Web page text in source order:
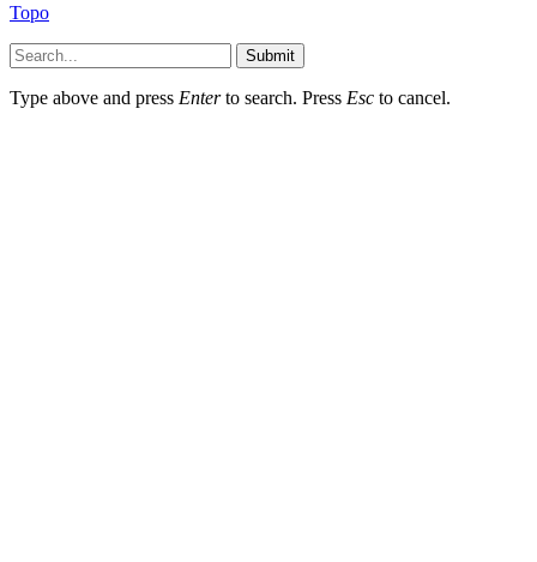
Topo
Submit
Type above and press Enterto search. Press Esc to cancel.